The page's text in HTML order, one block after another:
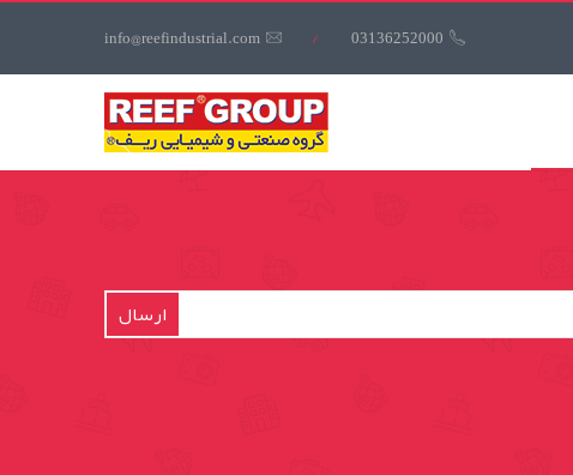
info@reefindustrial.com / 03136252000
منوی
کاربری
ارسال